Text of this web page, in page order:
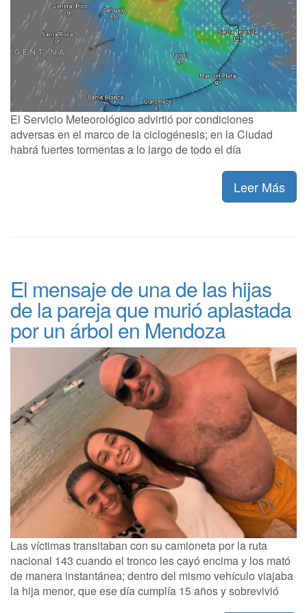
El Servicio Meteorológico advirtió por condiciones
adversas en el marco de la ciclogénesis; en la Ciudad
habrá fuertes tormentas a lo largo de todo el día
Leer Más
El mensaje de una de las hijas
de la pareja que murió aplastada
por un árbol en Mendoza
Las víctimas transitaban con su camioneta por la ruta
nacional 143 cuando el tronco les cayó encima y los mató
de manera instantánea; dentro del mismo vehículo viajaba
la hija menor, que ese día cumplía 15 años y sobrevivió